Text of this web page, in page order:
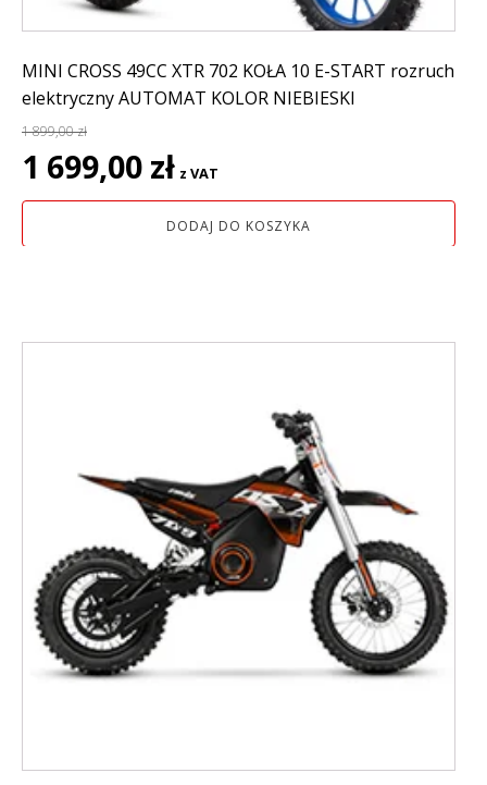
MINI CROSS 49CC XTR 702 KOŁA 10 E-START rozruch
elektryczny AUTOMAT KOLOR NIEBIESKI
1 899,00zł
Pierwotna
cena
wynosiła:
1 699,00 zł cena
wynosi:
1
z VAT
DODAJ DO KOSZYKA